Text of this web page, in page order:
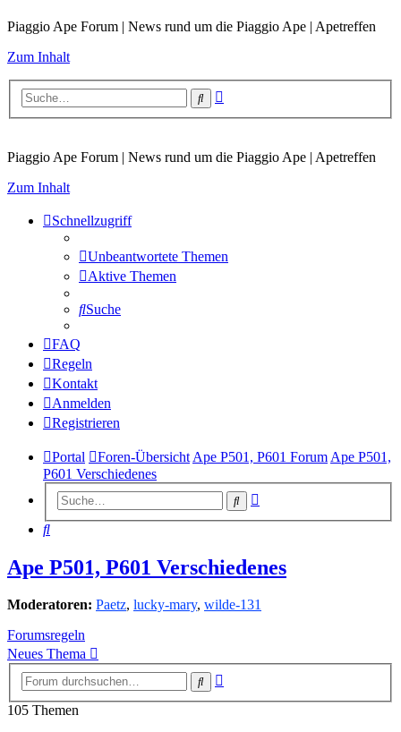
Piaggio Ape Forum | News rund um die Piaggio Ape | Apetreffen
Zum Inhalt
Suche
Piaggio Ape Forum | News rund um die Piaggio Ape | Apetreffen
Zum Inhalt
Schnellzugriff
Unbeantwortete Themen
Aktive Themen
Suche
FAQ
Regeln
Kontakt
Anmelden
Registrieren
Portal Foren-Übersicht Ape P501, P601 Forum Ape P501,
P601 Verschiedenes
Suche
Suche
Ape P501, P601 Verschiedenes
Moderatoren: Paetz, lucky-mary, wilde-131
Forumsregeln
Neues Thema
Suche
105 Themen